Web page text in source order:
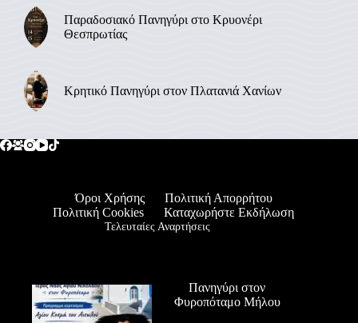
Παραδοσιακό Πανηγύρι στο Κρυονέρι
Θεσπρωτίας
Κρητικό Πανηγύρι στον Πλατανιά Χανίων
Όροι Χρήσης
Πολιτική Απορρήτου
Πολιτική Cookies
Καταχωρήστε Εκδήλωση
Τελευταίες Αναρτήσεις
Πανηγύρι στον
Φυροπόταμο Μήλου